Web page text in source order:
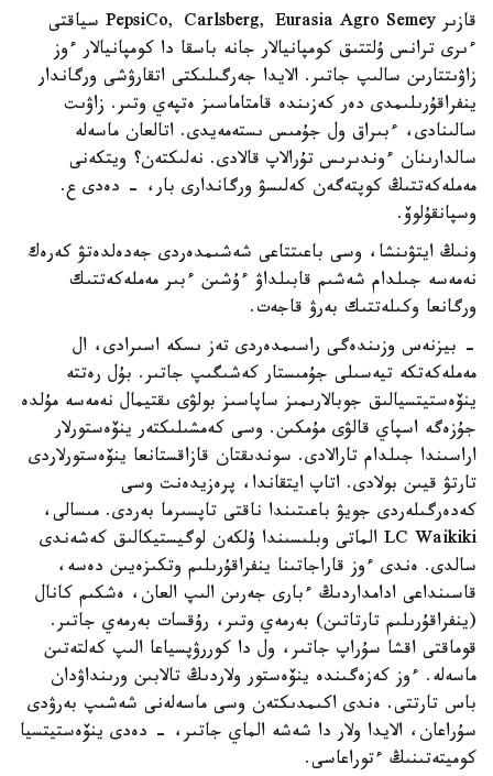
قازىر PepsiCo, Carlsberg, Eurasia Agro Semey سياقتى
ءىرى ترانس ۇلتتىق كومپانيالار جانە باسقا دا كومپانيالار ءوز
زاۋىتتارىن سالىپ جاتىر. الايدا جەرگىلىكتى اتقارۋشى ورگاندار
ينفراقۇرىلىمدى دەر كەزىندە قامتاماسىز ەتپەي وتىر. زاۋىت
سالىنادى، ءبىراق ول جۇمىس ىستەمەيدى. اتالعان ماسەلە
سالدارىنان ءوندىرىس تۇرالاپ قالادى. نەلىكتەن؟ ويتكەنى
مەملەكەتتىڭ كوپتەگەن كەلىسۋ ورگاندارى بار، - دەدى ع.
وسپانقۇلوۆ.
ونىڭ ايتۋىنشا، وسى باعىتتاعى شەشىمدەردى جەدەلدەتۋ كەرەك
نەمەسە جىلدام شەشىم قابىلداۋ ءۇشىن ءبىر مەملەكەتتىك
ورگانعا وكىلەتتىك بەرۋ قاجەت.
- بيزنەس وزىندەگى راسىمدەردى تەز ىسكە اسىرادى، ال
مەملەكەتكە تيەسىلى جۇمىستار كەشىگىپ جاتىر. بۇل رەتتە
ينۆەستيتسيالىق جوبالارىمىز ساپاسىز بولۋى ىقتيمال نەمەسە مۇلدە
جۇزەگە اسپاي قالۋى مۇمكىن. وسى كەمشىلىكتەر ينۆەستورلار
اراسىندا جىلدام تارالادى. سوندىقتان قازاقستانعا ينۆەستورلاردى
تارتۋ قيىن بولادى. اتاپ ايتقاندا، پرەزيدەنت وسى
كەدەرگىلەردى جويۋ باعىتىندا ناقتى تاپسىرما بەردى. مىسالى،
LC Waikiki الماتى وبلىسىندا ۇلكەن لوگيستيكالىق كەشەندى
سالدى. ەندى ءوز قاراجاتىنا ينفراقۇرىلىم وتكىزەيىن دەسە،
قاسىنداعى ادامداردىڭ ءبارى جەرىن الىپ العان، ەشكىم كانال
(ينفراقۇرىلىم تارتاتىن) بەرمەي وتىر، رۇقسات بەرمەي جاتىر.
قوماقتى اقشا سۇراپ جاتىر، ول دا كوررۋپسياعا الىپ كەلتەتىن
ماسەلە. ءوز كەزەگىندە ينۆەستور ولاردىڭ تالابىن ورىنداۋدان
باس تارتتى. ەندى اكىمدىكتەن وسى ماسەلەنى شەشىپ بەرۋدى
سۇراعان، الايدا ولار دا شەشە الماي جاتىر، - دەدى ينۆەستيتسيا
كوميتەتىنىڭ ءتوراعاسى.